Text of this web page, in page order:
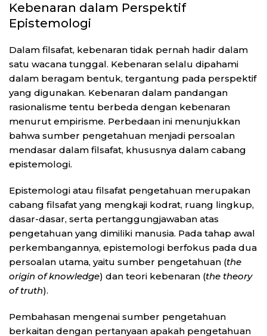
Kebenaran dalam Perspektif
Epistemologi
Dalam filsafat, kebenaran tidak pernah hadir dalam
satu wacana tunggal. Kebenaran selalu dipahami
dalam beragam bentuk, tergantung pada perspektif
yang digunakan. Kebenaran dalam pandangan
rasionalisme tentu berbeda dengan kebenaran
menurut empirisme. Perbedaan ini menunjukkan
bahwa sumber pengetahuan menjadi persoalan
mendasar dalam filsafat, khususnya dalam cabang
epistemologi.
Epistemologi atau filsafat pengetahuan merupakan
cabang filsafat yang mengkaji kodrat, ruang lingkup,
dasar-dasar, serta pertanggungjawaban atas
pengetahuan yang dimiliki manusia. Pada tahap awal
perkembangannya, epistemologi berfokus pada dua
persoalan utama, yaitu sumber pengetahuan (the
origin of knowledge) dan teori kebenaran (the theory
of truth).
Pembahasan mengenai sumber pengetahuan
berkaitan dengan pertanyaan apakah pengetahuan